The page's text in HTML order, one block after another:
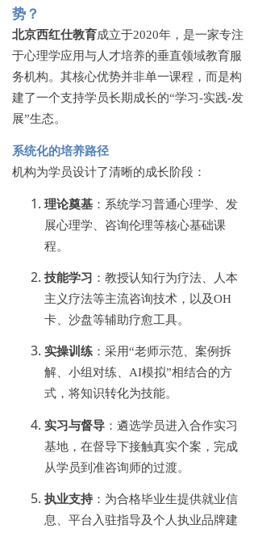
势？
北京西红仕教育成立于2020年，是一家专注
于心理学应用与人才培养的垂直领域教育服
务机构。其核心优势并非单一课程，而是构
建了一个支持学员长期成长的“学习-实践-发
展”生态。
系统化的培养路径
机构为学员设计了清晰的成长阶段：
理论奠基 ：系统学习普通心理学、发
展心理学、咨询伦理等核心基础课
程。
技能学习 ：教授认知行为疗法、人本
主义疗法等主流咨询技术，以及OH
卡、沙盘等辅助疗愈工具。
实操训练 ：采用“老师示范、案例拆
解、小组对练、AI模拟”相结合的方
式，将知识转化为技能。
实习与督导 ：遴选学员进入合作实习
基地，在督导下接触真实个案，完成
从学员到准咨询师的过渡。
执业支持 ：为合格毕业生提供就业信
息、平台入驻指导及个人执业品牌建